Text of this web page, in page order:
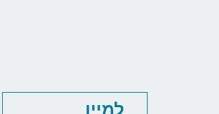
למיין